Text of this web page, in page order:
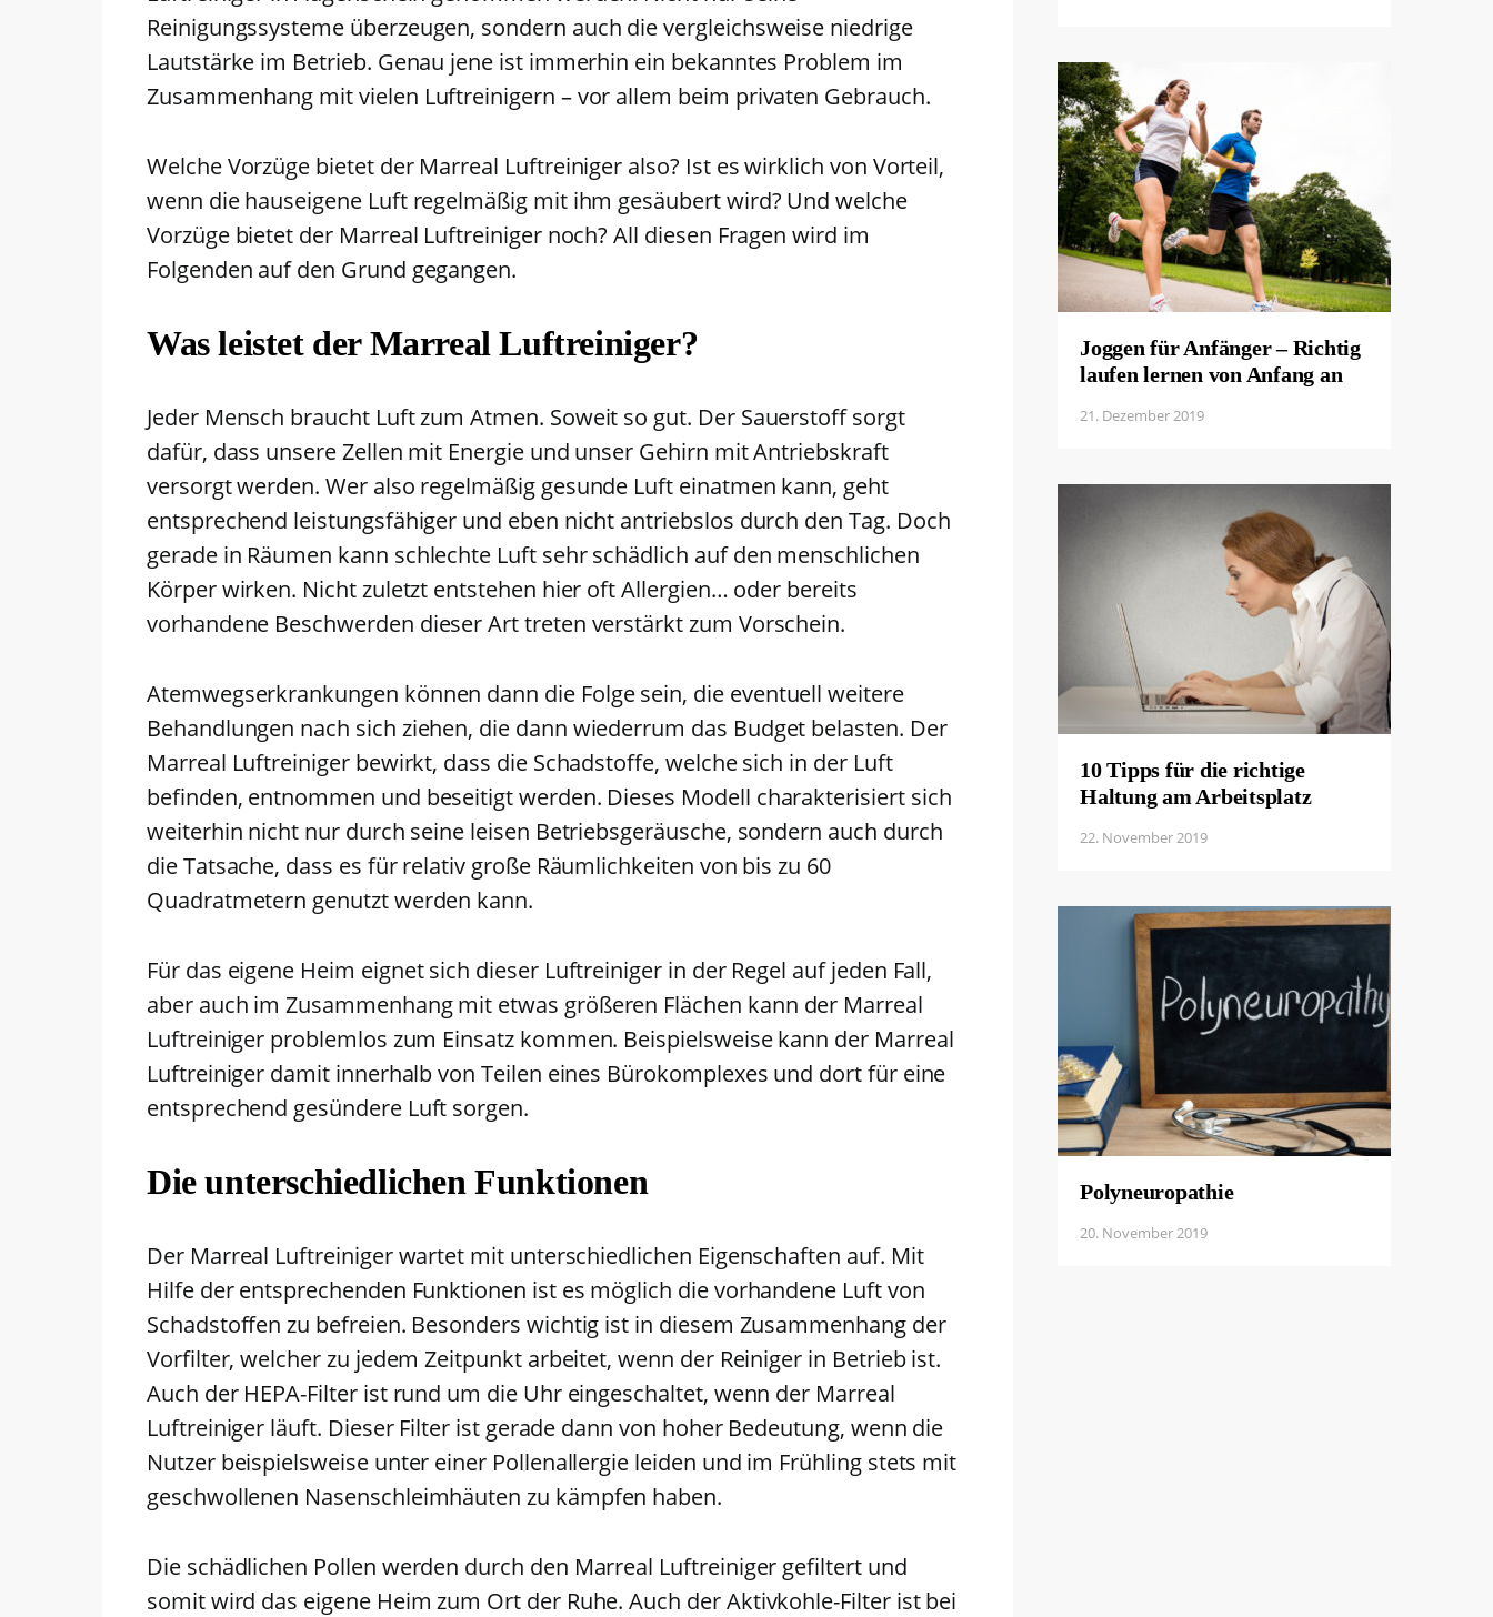
Reinigungssysteme überzeugen, sondern auch die vergleichsweise niedrige
Lautstärke im Betrieb. Genau jene ist immerhin ein bekanntes Problem im
Zusammenhang mit vielen Luftreinigern – vor allem beim privaten Gebrauch.
Welche Vorzüge bietet der Marreal Luftreiniger also? Ist es wirklich von Vorteil,
wenn die hauseigene Luft regelmäßig mit ihm gesäubert wird? Und welche
Vorzüge bietet der Marreal Luftreiniger noch? All diesen Fragen wird im
Folgenden auf den Grund gegangen.
Was leistet der Marreal Luftreiniger?
Jeder Mensch braucht Luft zum Atmen. Soweit so gut. Der Sauerstoff sorgt
dafür, dass unsere Zellen mit Energie und unser Gehirn mit Antriebskraft
versorgt werden. Wer also regelmäßig gesunde Luft einatmen kann, geht
entsprechend leistungsfähiger und eben nicht antriebslos durch den Tag. Doch
gerade in Räumen kann schlechte Luft sehr schädlich auf den menschlichen
Körper wirken. Nicht zuletzt entstehen hier oft Allergien… oder bereits
vorhandene Beschwerden dieser Art treten verstärkt zum Vorschein.
Atemwegserkrankungen können dann die Folge sein, die eventuell weitere
Behandlungen nach sich ziehen, die dann wiederrum das Budget belasten. Der
Marreal Luftreiniger bewirkt, dass die Schadstoffe, welche sich in der Luft
befinden, entnommen und beseitigt werden. Dieses Modell charakterisiert sich
weiterhin nicht nur durch seine leisen Betriebsgeräusche, sondern auch durch
die Tatsache, dass es für relativ große Räumlichkeiten von bis zu 60
Quadratmetern genutzt werden kann.
Für das eigene Heim eignet sich dieser Luftreiniger in der Regel auf jeden Fall,
aber auch im Zusammenhang mit etwas größeren Flächen kann der Marreal
Luftreiniger problemlos zum Einsatz kommen. Beispielsweise kann der Marreal
Luftreiniger damit innerhalb von Teilen eines Bürokomplexes und dort für eine
entsprechend gesündere Luft sorgen.
Die unterschiedlichen Funktionen
Der Marreal Luftreiniger wartet mit unterschiedlichen Eigenschaften auf. Mit
Hilfe der entsprechenden Funktionen ist es möglich die vorhandene Luft von
Schadstoffen zu befreien. Besonders wichtig ist in diesem Zusammenhang der
Vorfilter, welcher zu jedem Zeitpunkt arbeitet, wenn der Reiniger in Betrieb ist.
Auch der HEPA-Filter ist rund um die Uhr eingeschaltet, wenn der Marreal
Luftreiniger läuft. Dieser Filter ist gerade dann von hoher Bedeutung, wenn die
Nutzer beispielsweise unter einer Pollenallergie leiden und im Frühling stets mit
geschwollenen Nasenschleimhäuten zu kämpfen haben.
Die schädlichen Pollen werden durch den Marreal Luftreiniger gefiltert und
somit wird das eigene Heim zum Ort der Ruhe. Auch der Aktivkohle-Filter ist bei
Joggen für Anfänger – Richtig
laufen lernen von Anfang an
21. Dezember 2019
10 Tipps für die richtige
Haltung am Arbeitsplatz
22. November 2019
Polyneuropathie
20. November 2019